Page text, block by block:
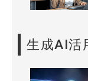
生成AI活